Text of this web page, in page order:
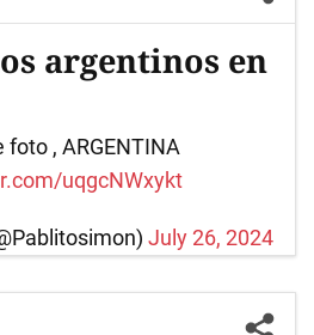
argentinos en
foto , ARGENTINA
uqgcNWxykt
July 26, 2024